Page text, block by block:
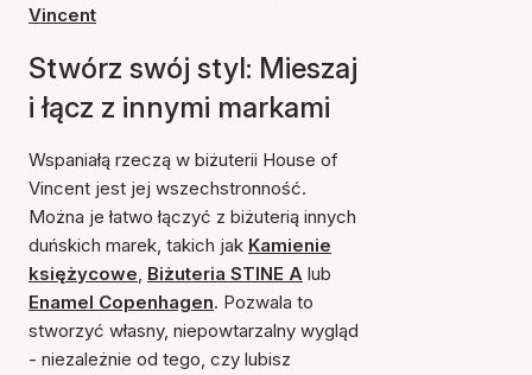
Vincent
Stwórz swój styl: Mieszaj
i łącz z innymi markami
Wspaniałą rzeczą w biżuterii House of
Vincent jest jej wszechstronność.
Można je łatwo łączyć z biżuterią innych
duńskich marek, takich jak Kamienie
księżycowe, Biżuteria STINE A lub
Enamel Copenhagen. Pozwala to
stworzyć własny, niepowtarzalny wygląd
- niezależnie od tego, czy lubisz